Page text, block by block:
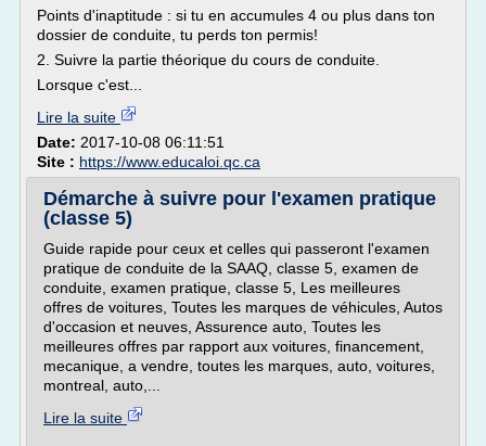
Points d'inaptitude : si tu en accumules 4 ou plus dans ton
dossier de conduite, tu perds ton permis!
2. Suivre la partie théorique du cours de conduite.
Lorsque c'est...
Lire la suite
Date: 2017-10-08 06:11:51
Site : https://www.educaloi.qc.ca
Démarche à suivre pour l'examen pratique
(classe 5)
Guide rapide pour ceux et celles qui passeront l'examen
pratique de conduite de la SAAQ, classe 5, examen de
conduite, examen pratique, classe 5, Les meilleures
offres de voitures, Toutes les marques de véhicules, Autos
d'occasion et neuves, Assurence auto, Toutes les
meilleures offres par rapport aux voitures, financement,
mecanique, a vendre, toutes les marques, auto, voitures,
montreal, auto,...
Lire la suite